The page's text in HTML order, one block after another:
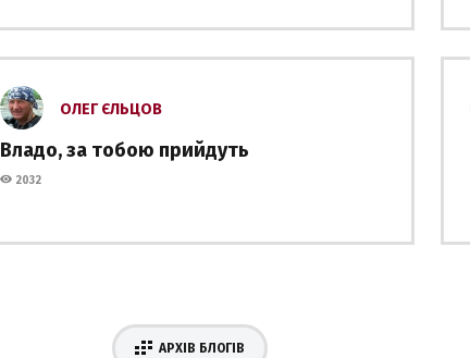
ОЛЕГ ЄЛЬЦОВ
Владо, за тобою прийдуть
2032
АРХІВ БЛОГІВ